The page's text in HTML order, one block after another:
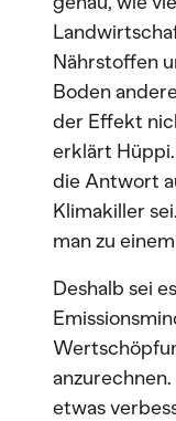
Nährstoffen
Boden
der Effekt
erklärt
die Antwort
Klimakiller
man zu
Deshalb sei
etwas